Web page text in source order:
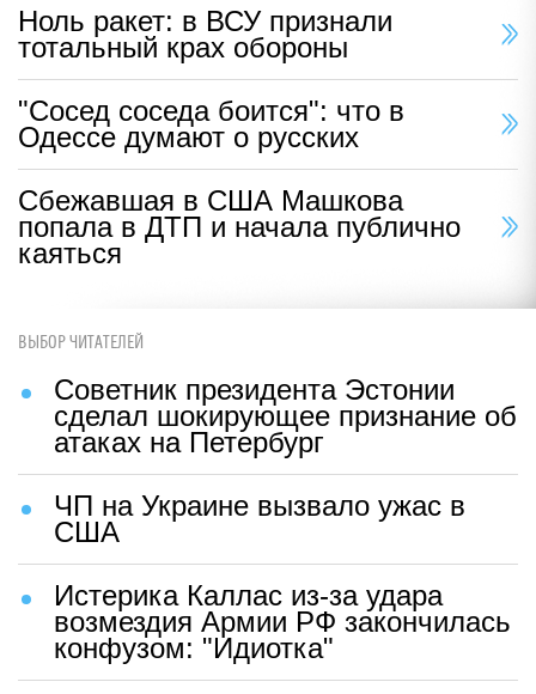
Ноль ракет: в ВСУ признали
тотальный крах обороны
"Сосед соседа боится": что в
Одессе думают о русских
Сбежавшая в США Машкова
попала в ДТП и начала публично
каяться
ВЫБОР ЧИТАТЕЛЕЙ
Советник президента Эстонии
сделал шокирующее признание об
атаках на Петербург
ЧП на Украине вызвало ужас в
США
Истерика Каллас из-за удара
возмездия Армии РФ закончилась
конфузом: "Идиотка"